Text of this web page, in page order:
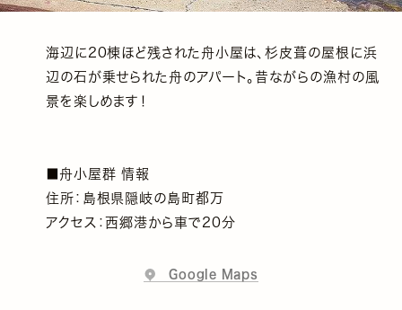
海辺に20棟ほど残された舟小屋は、杉皮葺の屋根に浜
辺の石が乗せられた舟のアパート。昔ながらの漁村の風
景を楽しめます！
■舟小屋群 情報
住所：島根県隠岐の島町都万
アクセス：西郷港から車で20分
Google Maps